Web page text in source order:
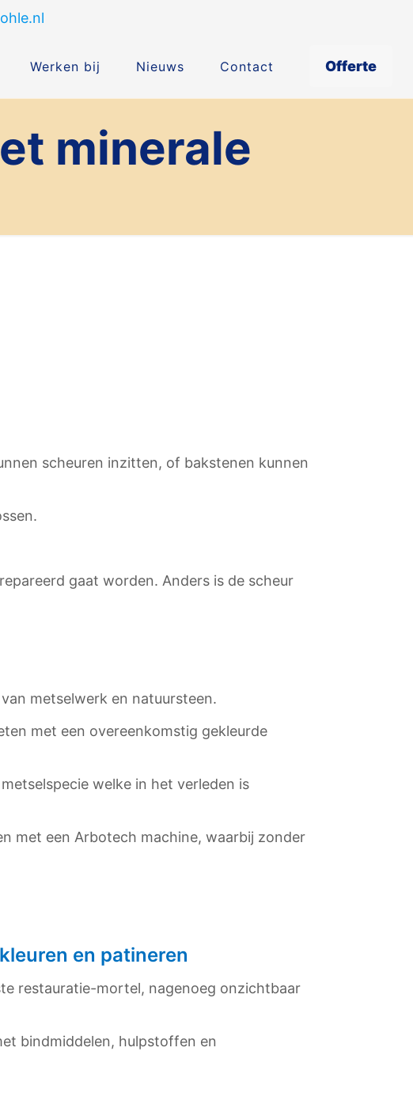
Werken bij Nieuws Contact Offerte
minerale
scheuren inzitten, of bakstenen kunnen
gaat worden. Anders is de scheur
metselwerk en natuursteen.
met een overeenkomstig gekleurde
welke in het verleden is
met een Arbotech machine, waarbij zonder
en patineren
restauratie-mortel, nagenoeg onzichtbaar
bindmiddelen, hulpstoffen en